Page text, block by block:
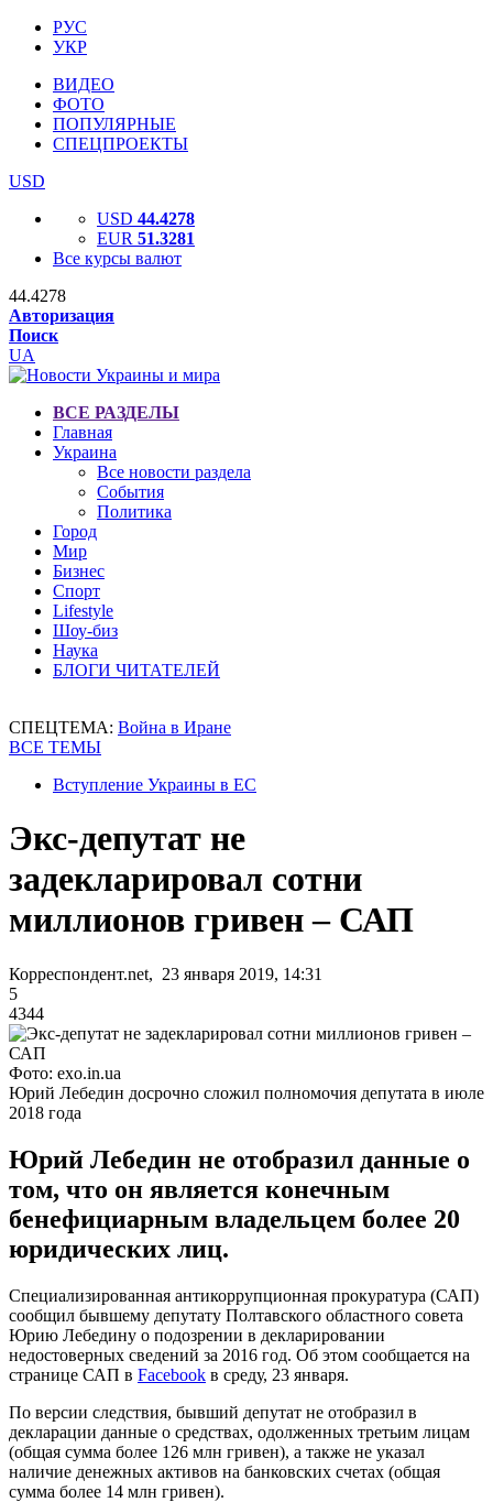
РУС
УКР
ВИДЕО
ФОТО
ПОПУЛЯРНЫЕ
СПЕЦПРОЕКТЫ
USD
USD 44.4278
EUR 51.3281
Все курсы валют
44.4278
Авторизация
Поиск
UA
ВСЕ РАЗДЕЛЫ
Главная
Украина
Все новости раздела
События
Политика
Город
Мир
Бизнес
Спорт
Lifestyle
Шоу-биз
Наука
БЛОГИ ЧИТАТЕЛЕЙ
СПЕЦТЕМА: Война в Иране
ВСЕ ТЕМЫ
Вступление Украины в ЕС
Экс-депутат не
задекларировал сотни
миллионов гривен – САП
Корреспондент.net, 23 января 2019, 14:31
5
4344
Фото: exo.in.ua
Юрий Лебедин досрочно сложил полномочия депутата в июле
2018 года
Юрий Лебедин не отобразил данные о
том, что он является конечным
бенефициарным владельцем более 20
юридических лиц.
Специализированная антикоррупционная прокуратура (САП)
сообщил бывшему депутату Полтавского областного совета
Юрию Лебедину о подозрении в декларировании
недостоверных сведений за 2016 год. Об этом сообщается на
странице САП в Facebook в среду, 23 января.
По версии следствия, бывший депутат не отобразил в
декларации данные о средствах, одолженных третьим лицам
(общая сумма более 126 млн гривен), а также не указал
наличие денежных активов на банковских счетах (общая
сумма более 14 млн гривен).